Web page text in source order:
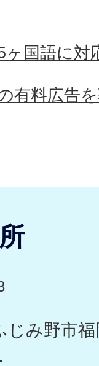
ヶ国語に対
有料広告
じみ野市